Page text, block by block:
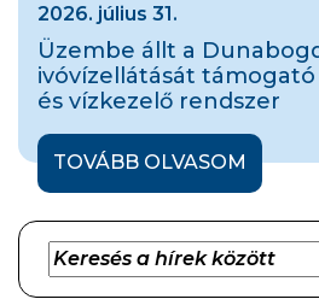
2026. július 31.
Üzembe állt a
ivóvízellátását
és vízkezelő rendszer
TOVÁBB OLVASOM